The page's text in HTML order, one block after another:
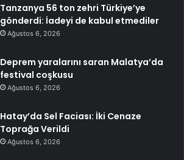
Tanzanya 56 ton zehri Türkiye’ye
gönderdi: İadeyi de kabul etmediler
Ağustos 6, 2026
Deprem yaralarını saran Malatya’da
festival coşkusu
Ağustos 6, 2026
Hatay’da Sel Faciası: İki Cenaze
Toprağa Verildi
Ağustos 6, 2026